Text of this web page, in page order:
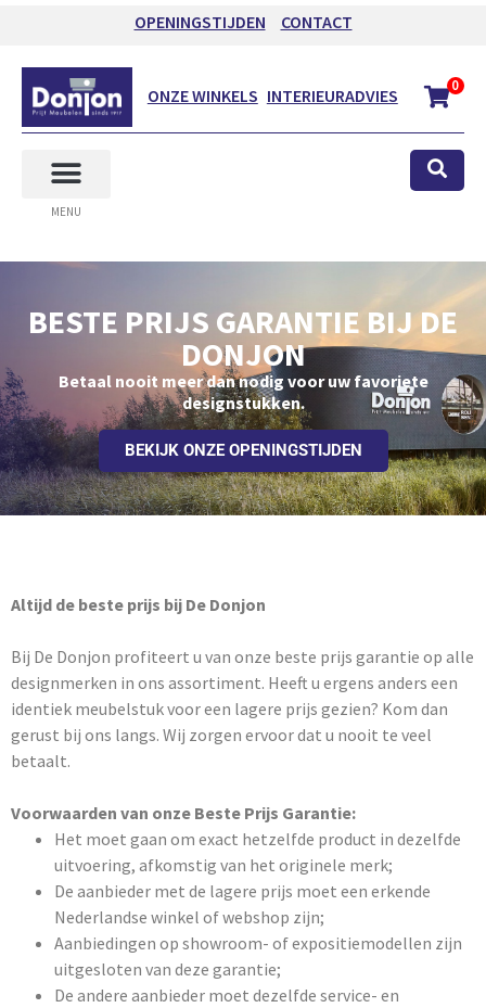
OPENINGSTIJDEN CONTACT
ONZE WINKELS INTERIEURADVIES 0
MENU
BESTE PRIJS GARANTIE BIJ DE
DONJON
Betaal nooit meer dan nodig voor uw favoriete
designstukken.
BEKIJK ONZE OPENINGSTIJDEN
Altijd de beste prijs bij De Donjon
Bij De Donjon profiteert u van onze beste prijs garantie op alle
designmerken in ons assortiment. Heeft u ergens anders een
identiek meubelstuk voor een lagere prijs gezien? Kom dan
gerust bij ons langs. Wij zorgen ervoor dat u nooit te veel
betaalt.
Voorwaarden van onze Beste Prijs Garantie:
Het moet gaan om exact hetzelfde product in dezelfde
uitvoering, afkomstig van het originele merk;
De aanbieder met de lagere prijs moet een erkende
Nederlandse winkel of webshop zijn;
Aanbiedingen op showroom- of expositiemodellen zijn
uitgesloten van deze garantie;
De andere aanbieder moet dezelfde service- en